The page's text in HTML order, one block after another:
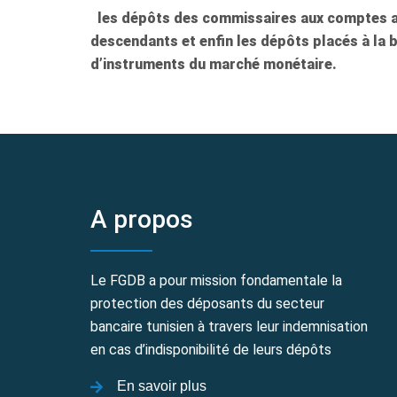
les dépôts des commissaires aux
descendants et enfin les dépôts placés à la
d’instruments du marché monétaire.
A propos
Le FGDB a pour mission fondamentale la
protection des déposants du secteur
bancaire tunisien à travers leur indemnisation
en cas d’indisponibilité de leurs dépôts
En savoir plus